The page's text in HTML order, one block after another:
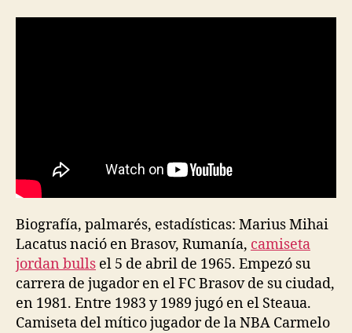
Biografía, palmarés, estadísticas: Marius Mihai
Lacatus nació en Brasov, Rumanía, camiseta
jordan bulls el 5 de abril de 1965. Empezó su
carrera de jugador en el FC Brasov de su ciudad,
en 1981. Entre 1983 y 1989 jugó en el Steaua.
Camiseta del mítico jugador de la NBA Carmelo